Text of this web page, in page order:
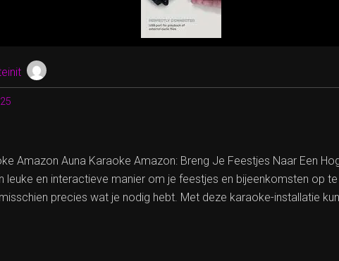
Amazon Auna Karaoke Amazon: Breng Je Feestjes Naar Een
leuke en interactieve manier om je feestjes en bijeenkomsten op
precies wat je nodig hebt. Met deze karaoke-installatie